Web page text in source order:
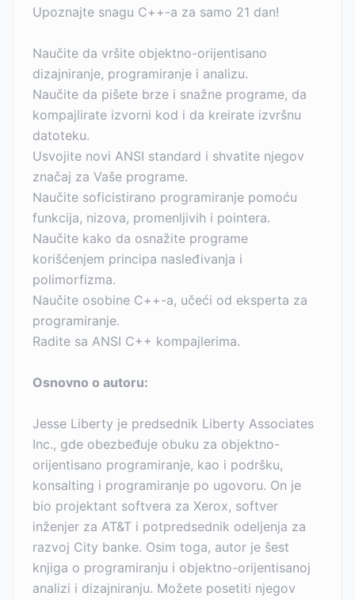
Upoznajte snagu C++-a za samo 21 dan!
Naučite da vršite objektno-orijentisano
dizajniranje, programiranje i analizu.
Naučite da pišete brze i snažne programe, da
kompajlirate izvorni kod i da kreirate izvršnu
datoteku.
Usvojite novi ANSI standard i shvatite njegov
značaj za Vaše programe.
Naučite soficistirano programiranje pomoću
funkcija, nizova, promenljivih i pointera.
Naučite kako da osnažite programe
korišćenjem principa nasleđivanja i
polimorfizma.
Naučite osobine C++-a, učeći od eksperta za
programiranje.
Radite sa ANSI C++ kompajlerima.
Osnovno o autoru:
Jesse Liberty je predsednik Liberty Associates
Inc., gde obezbeđuje obuku za objektno-
orijentisano programiranje, kao i podršku,
konsalting i programiranje po ugovoru. On je
bio projektant softvera za Xerox, softver
inženjer za AT&T i potpredsednik odeljenja za
razvoj City banke. Osim toga, autor je šest
knjiga o programiranju i objektno-orijentisanoj
analizi i dizajniranju. Možete posetiti njegov